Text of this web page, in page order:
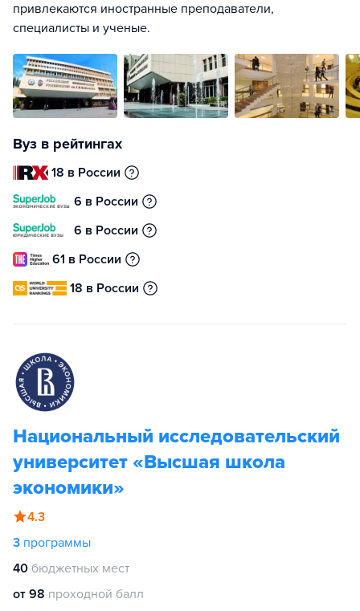
привлекаются иностранные преподаватели,
специалисты и ученые.
Вуз в рейтингах
18 в России
6 в России
6 в России
61 в России
18 в России
Национальный исследовательский
университет «Высшая школа
экономики»
4.3
3 программы
40 бюджетных мест
от 98 проходной балл